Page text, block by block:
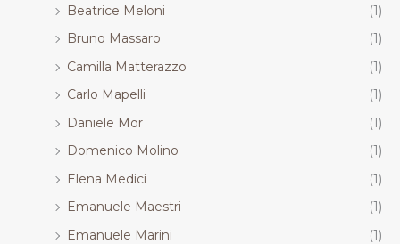
Beatrice Meloni
(1)
Bruno Massaro
(1)
Camilla Matterazzo
(1)
Carlo Mapelli
(1)
Daniele Mor
(1)
Domenico Molino
(1)
Elena Medici
(1)
Emanuele Maestri
(1)
Emanuele Marini
(1)